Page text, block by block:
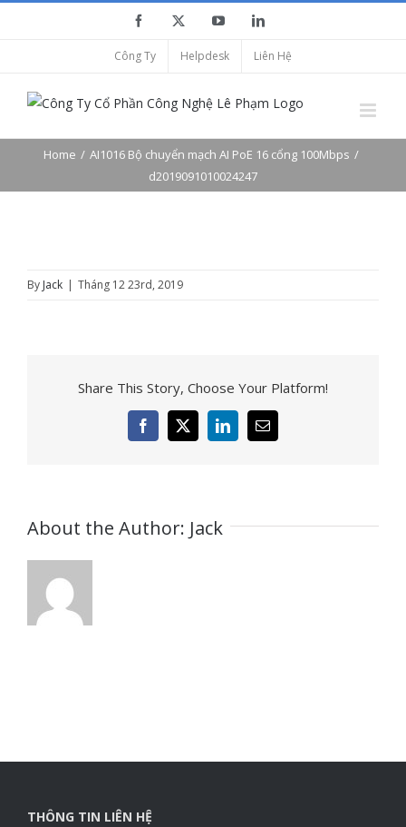
Facebook YouTubeLinkedIn
Công Ty Helpdesk Liên Hệ
Home
AI1016 Bộ chuyển mạch AI PoE 16 cổng 100Mbps
d2019091010024247
By Jack | Tháng 12 23rd, 2019
Share This Story, Choose Your Platform!
Facebook
X LinkedInEmail
About the Author: Jack
THÔNG TIN LIÊN HỆ